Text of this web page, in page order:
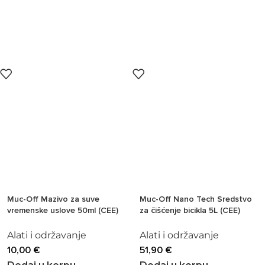
Muc-Off Mazivo za suve
vremenske uslove 50ml (CEE)
Alati i održavanje
10,00 €
Muc-Off Nano Tech Sredstvo
za čišćenje bicikla 5L (CEE)
Alati i održavanje
51,90 €